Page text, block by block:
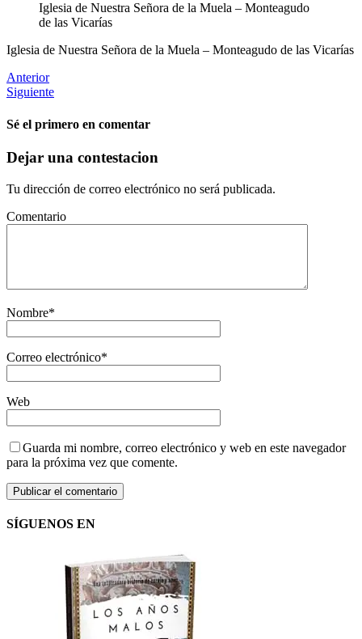
Iglesia de Nuestra Señora de la Muela – Monteagudo
de las Vicarías
Iglesia de Nuestra Señora de la Muela – Monteagudo de las Vicarías
Anterior
Siguiente
Sé el primero en comentar
Dejar una contestacion
Tu dirección de correo electrónico no será publicada.
Comentario
Nombre*
Correo electrónico*
Web
Guarda mi nombre, correo electrónico y web en este navegador
para la próxima vez que comente.
SÍGUENOS EN